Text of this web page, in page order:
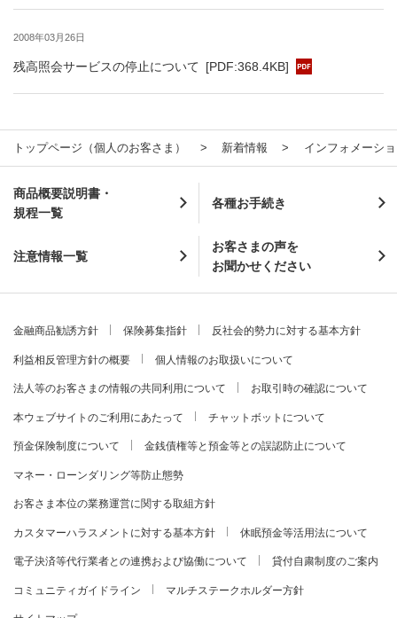
2008年03月26日
残高照会サービスの停止について [PDF:368.4KB]
トップページ（個人のお客さま） 新着情報 インフォメーシ
商品概要説明書・
規程一覧
各種お手続き
注意情報一覧
お客さまの声を
お聞かせください
金融商品勧誘方針 保険募集指針 反社会的勢力に対する基本方針
利益相反管理方針の概要 個人情報のお取扱いについて
法人等のお客さまの情報の共同利用について お取引時の確認について
本ウェブサイトのご利用にあたって チャットボットについて
預金保険制度について 金銭債権等と預金等との誤認防止について
マネー・ローンダリング等防止態勢
お客さま本位の業務運営に関する取組方針
カスタマーハラスメントに対する基本方針 休眠預金等活用法について
電子決済等代行業者との連携および協働について 貸付自粛制度のご案内
コミュニティガイドライン マルチステークホルダー方針